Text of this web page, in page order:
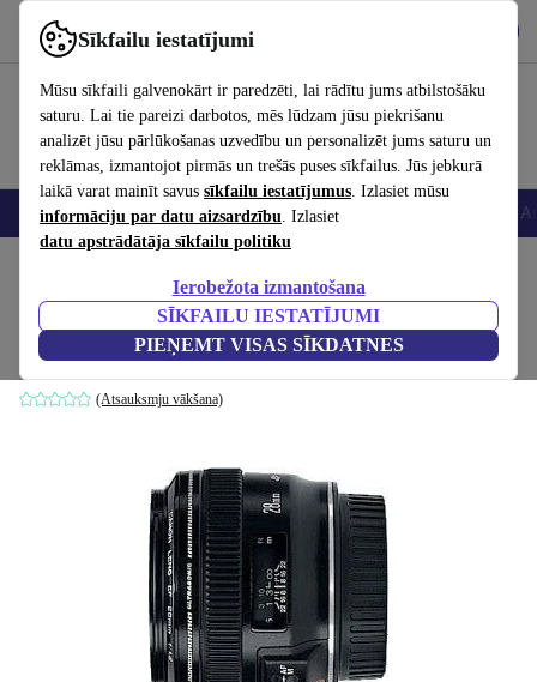
Sīkfailu iestatījumi
Mūsu sīkfaili galvenokārt ir paredzēti, lai rādītu jums atbilstošāku
saturu. Lai tie pareizi darbotos, mēs lūdzam jūsu piekrišanu
analizēt jūsu pārlūkošanas uzvedību un personalizēt jums saturu un
reklāmas, izmantojot pirmās un trešās puses sīkfailus. Jūs jebkurā
laikā varat mainīt savus sīkfailu iestatījumus. Izlasiet mūsu
informāciju par datu aizsardzību. Izlasiet
datu apstrādātāja sīkfailu politiku
Ierobežota izmantošana
SĪKFAILU IESTATĪJUMI
PIEŅEMT VISAS SĪKDATNES
Izmantojiet refurbed ātri un viegli
Viedtālruņi Portatīvie datori Planšetes Viedpulksteņi
Canon EF 28mm 1.8 USM
Melns
(Atsauksmju vākšana)